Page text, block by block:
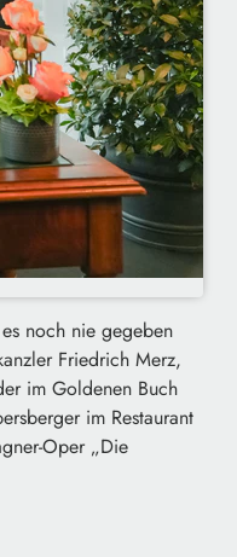
noch nie gegeben
Friedrich Merz,
im Goldenen Buch
im Restaurant
Oper „Die